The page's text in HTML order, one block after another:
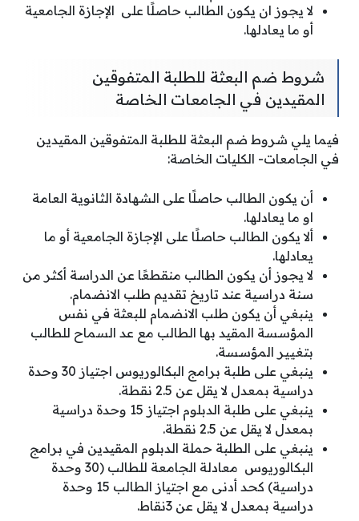
لا يجوز ان يكون الطالب حاصلًا على الإجازة الجامعية
أو ما يعادلها.
شروط ضم البعثة للطلبة المتفوقين
المقيدين في الجامعات الخاصة
فيما يلي شروط ضم البعثة للطلبة المتفوقين المقيدين
في الجامعات- الكليات الخاصة:
أن يكون الطالب حاصلًا على الشهادة الثانوية العامة
او ما يعادلها.
ألا يكون الطالب حاصلًا على الإجازة الجامعية أو ما
يعادلها.
لا يجوز أن يكون الطالب منقطعًا عن الدراسة أكثر من
سنة دراسية عند تاريخ تقديم طلب الانضمام.
ينبغي أن يكون طلب الانضمام للبعثة في نفس
المؤسسة المقيد بها الطالب مع عد السماح للطالب
بتغيير المؤسسة.
ينبغي على طلبة برامج البكالوريوس اجتياز 30 وحدة
دراسية بمعدل لا يقل عن 2.5 نقطة.
ينبغي على طلبة الدبلوم اجتياز 15 وحدة دراسية
بمعدل لا يقل عن 2.5 نقطة.
ينبغي على الطلبة حملة الدبلوم المقيدين في برامج
البكالوريوس معادلة الجامعة للطالب (30 وحدة
دراسية) كحد أدنى مع اجتياز الطالب 15 وحدة
دراسية بمعدل لا يقل عن 3نقاط.